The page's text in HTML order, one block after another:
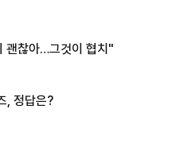
괜찮아…그것이 협치"
, 정답은?